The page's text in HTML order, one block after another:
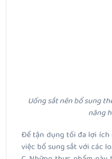
Uống sắt nên bổ sung
năng
Để tận dụng tối đa lợi ích
việc bổ sung sắt với các